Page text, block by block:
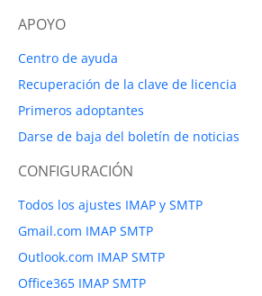
APOYO
Centro de ayuda
Recuperación de la clave de licencia
Primeros adoptantes
Darse de baja del boletín de noticias
CONFIGURACIÓN
Todos los ajustes IMAP y SMTP
Gmail.com IMAP SMTP
Outlook.com IMAP SMTP
Office365 IMAP SMTP